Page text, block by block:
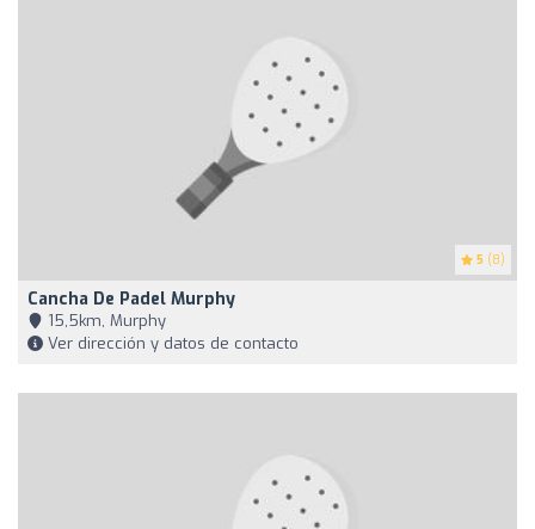
5 (8)
Cancha De Padel Murphy
15,5km, Murphy
Ver dirección y datos de contacto